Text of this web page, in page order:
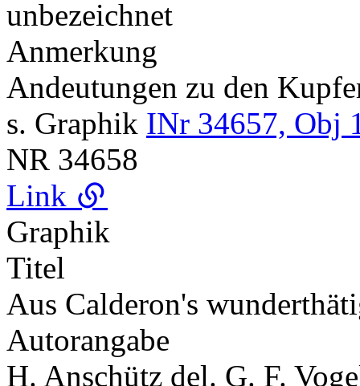
unbezeichnet
Anmerkung
Andeutungen zu den
s. Graphik INr 34657, Obj
NR 34658
Link
Graphik
Titel
Aus Calderon's
Autorangabe
H. Anschütz del. G. F.